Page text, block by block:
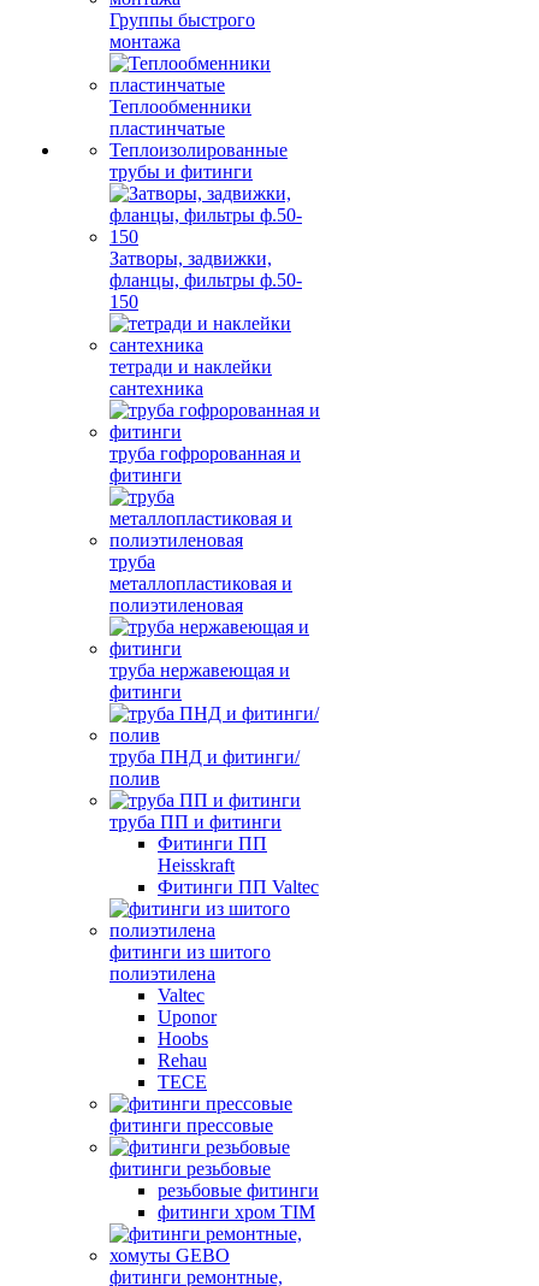
Группы быстрого
монтажа
Теплообменники
пластинчатые
Теплоизолированные
трубы и фитинги
Затворы, задвижки,
фланцы, фильтры ф.50-
150
тетради и наклейки
сантехника
труба гофророванная и
фитинги
труба
металлопластиковая и
полиэтиленовая
труба нержавеющая и
фитинги
труба ПНД и фитинги/
полив
труба ПП и фитинги
Фитинги ПП
Heisskraft
Фитинги ПП Valtec
фитинги из шитого
полиэтилена
Valtec
Uponor
Hoobs
Rehau
TECE
фитинги прессовые
фитинги резьбовые
резьбовые фитинги
фитинги хром TIM
фитинги ремонтные,